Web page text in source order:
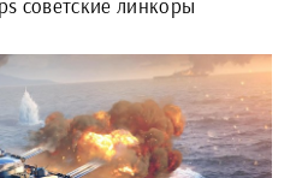
советские линкоры